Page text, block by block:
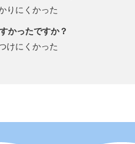
りにくかった
かったですか？
けにくかった